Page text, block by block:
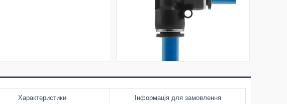
Характеристики Інформація для замовлення